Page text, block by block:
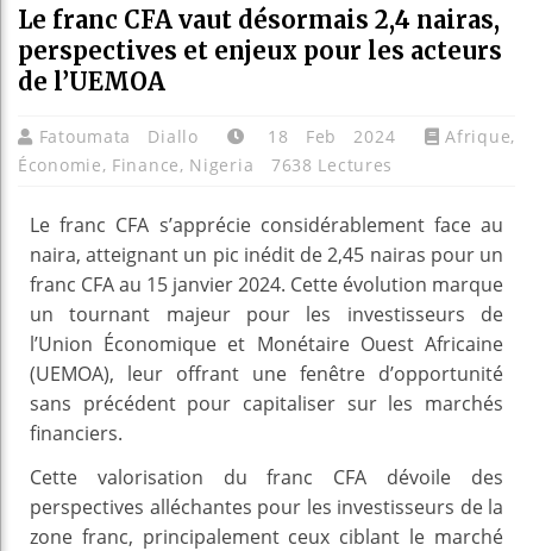
Le franc CFA vaut désormais 2,4 nairas,
perspectives et enjeux pour les acteurs
de l’UEMOA
Fatoumata Diallo 18 Feb 2024 Afrique,
Économie, Finance, Nigeria 7638 Lectures
Le franc CFA s’apprécie considérablement face au
naira, atteignant un pic inédit de 2,45 nairas pour un
franc CFA au 15 janvier 2024. Cette évolution marque
un tournant majeur pour les investisseurs de
l’Union Économique et Monétaire Ouest Africaine
(UEMOA), leur offrant une fenêtre d’opportunité
sans précédent pour capitaliser sur les marchés
financiers.
Cette valorisation du franc CFA dévoile des
perspectives alléchantes pour les investisseurs de la
zone franc, principalement ceux ciblant le marché